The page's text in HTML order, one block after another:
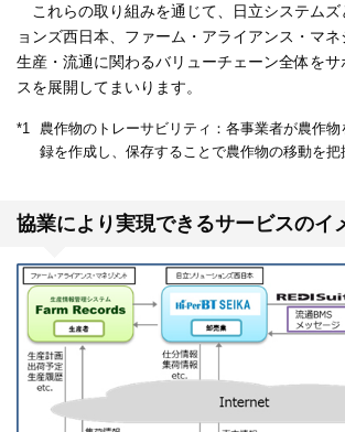
これらの取り組みを通じて、日立システム
ョンズ西日本、ファーム・アライアンス・マ
生産・流通に関わるバリューチェーン全体を
スを展開してまいります。
*1
農作物のトレーサビリティ：各事業者が農作
録を作成し、保存することで農作物の移動を把
協業により実現できるサービスのイ